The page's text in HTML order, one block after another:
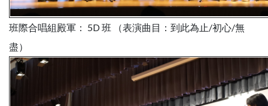
班際合唱組殿軍： 5D 班 （表演曲目：到此為止/初心/無
盡）